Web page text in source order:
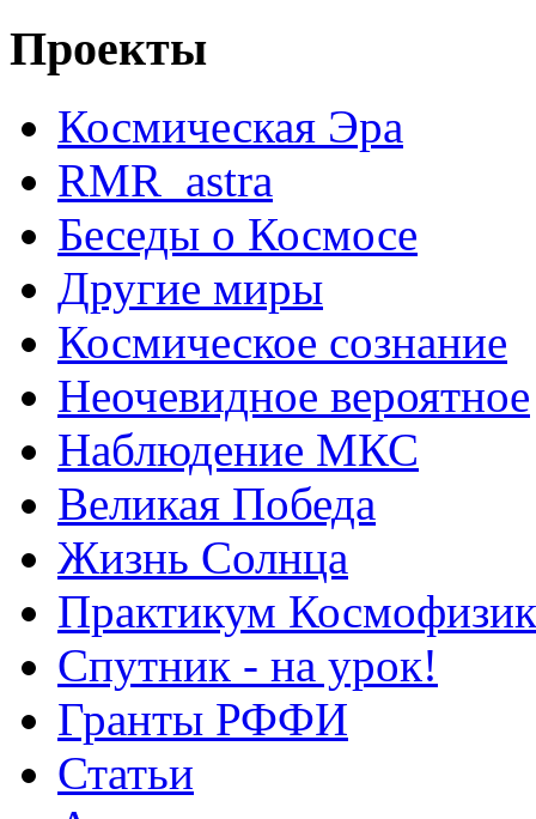
Проекты
Космическая Эра
RMR_astra
Беседы о Космосе
Другие миры
Космическое сознание
Неочевидное вероятное
Наблюдение МКС
Великая Победа
Жизнь Солнца
Практикум
Спутник - на урок!
Гранты РФФИ
Статьи